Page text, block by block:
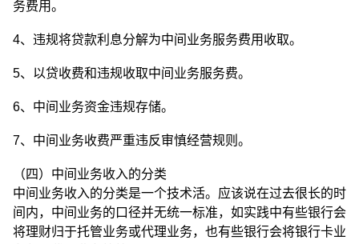
务费用。
4、违规将贷款利息分解为中间业务服务费用收取。
5、以贷收费和违规收取中间业务服务费。
6、中间业务资金违规存储。
7、中间业务收费严重违反审慎经营规则。
（四）中间业务收入的分类
中间业务收入的分类是一个技术活。应该说在过去很长的时
间内，中间业务的口径并无统一标准，如实践中有些银行会
将理财归于托管业务或代理业务，也有些银行会将银行卡业